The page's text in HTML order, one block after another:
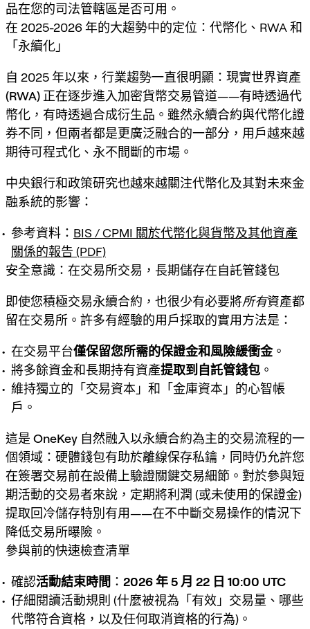
品在您的司法管轄區是否可用。
在 2025-2026 年的大趨勢中的定位：代幣化、RWA 和
「永續化」
自 2025 年以來，行業趨勢一直很明顯： 現實世界資產
(RWA) 正在逐步進入加密貨幣交易管道——有時透過代
幣化，有時透過合成衍生品。雖然永續合約與代幣化證
券不同，但兩者都是更廣泛融合的一部分，用戶越來越
期待可程式化、永不間斷的市場 。
中央銀行和政策研究也越來越關注代幣化及其對未來金
融系統的影響：
參考資料： BIS / CPMI 關於代幣化與貨幣及其他資產
關係的報告 (PDF)
安全意識：在交易所交易，長期儲存在自託管錢包
即使您積極交易永續合約，也很少有必要將所有資產都
留在交易所。許多有經驗的用戶採取的實用方法是：
在交易平台僅保留您所需的保證金和風險緩衝金。
將多餘資金和長期持有資產提取到自託管錢包 。
維持獨立的「交易資本」和「金庫資本」的心智帳
戶。
這是 OneKey 自然融入以永續合約為主的交易流程的一
個領域：硬體錢包有助於離線保存私鑰，同時仍允許您
在簽署交易前在設備上驗證關鍵交易細節。對於參與短
期活動的交易者來說，定期將利潤 (或未使用的保證金)
提取回冷儲存特別有用——在不中斷交易操作的情況下
降低交易所曝險。
參與前的快速檢查清單
確認活動結束時間 ： 2026 年 5 月 22 日 10:00 UTC
仔細閱讀活動規則 (什麼被視為「有效」交易量、哪些
代幣符合資格，以及任何取消資格的行為)。